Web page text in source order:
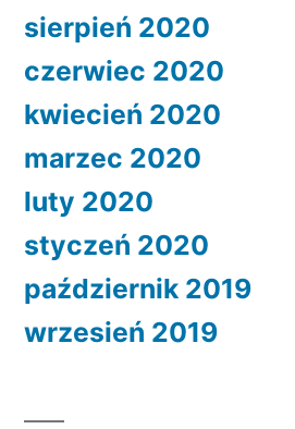
sierpień 2020
czerwiec 2020
kwiecień 2020
marzec 2020
luty 2020
styczeń 2020
październik 2019
wrzesień 2019